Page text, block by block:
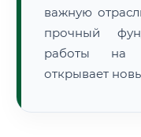
важную
прочный
работы на
открывает